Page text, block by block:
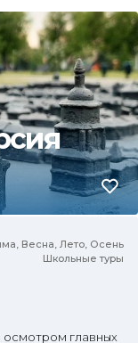
Весна, Лето, Осень
Школьные туры
осмотром главных